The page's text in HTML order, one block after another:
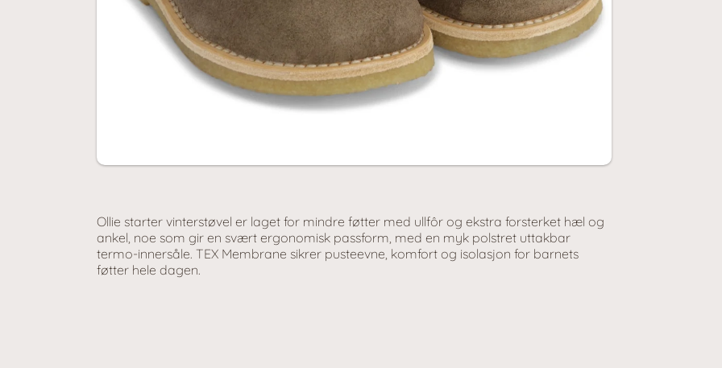
Ollie starter vinterstøvel er laget for mindre føtter med ullfôr og ekstra forsterket hæl og
ankel, noe som gir en svært ergonomisk passform, med en myk polstret uttakbar
termo-innersåle. TEX Membrane sikrer pusteevne, komfort og isolasjon for barnets
føtter hele dagen.